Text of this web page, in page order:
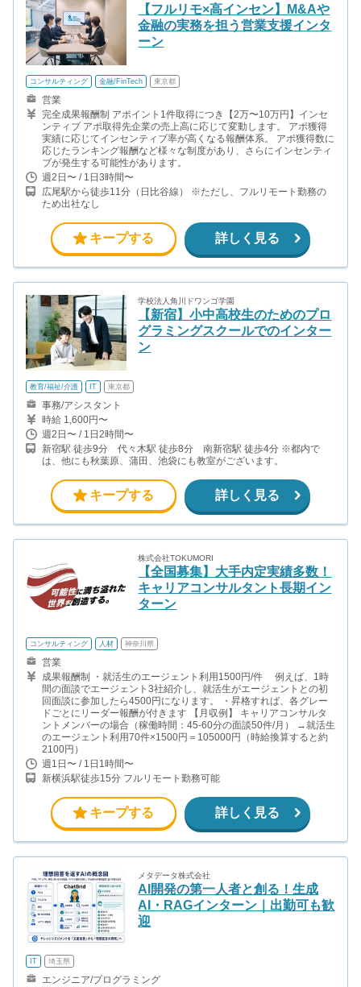
【フルリモ×高インセン】M&Aや
金融の実務を担う営業支援インタ
ーン
コンサルティング 金融/FinTech 東京都
営業
完全成果報酬制 アポイント1件取得につき【2万〜10万円】インセ
ンティブ アポ取得先企業の売上高に応じて変動します。 アポ獲得
実績に応じてインセンティブ率が高くなる報酬体系。 アポ獲得数に
応じたランキング報酬など様々な制度があり、さらにインセンティ
ブが発生する可能性があります。
週2日〜 / 1日3時間〜
広尾駅から徒歩11分（日比谷線） ※ただし、フルリモート勤務の
ため出社なし
キープする 詳しく見る
学校法人角川ドワンゴ学園
【新宿】小中高校生のためのプロ
グラミングスクールでのインター
ン
教育/福祉/介護 IT 東京都
事務/アシスタント
時給 1,600円〜
週2日〜 / 1日2時間〜
新宿駅 徒歩9分 代々木駅 徒歩8分 南新宿駅 徒歩4分 ※都内で
は、他にも秋葉原、蒲田、池袋にも教室がございます。
キープする 詳しく見る
株式会社TOKUMORI
【全国募集】大手内定実績多数！
キャリアコンサルタント長期イン
ターン
コンサルティング 人材 神奈川県
営業
成果報酬制 ・就活生のエージェント利用1500円/件 例えば、1時
間の面談でエージェント3社紹介し、就活生がエージェントとの初
回面談に参加したら4500円になります。 ・昇格すれば、各グレー
ドごとにリーダー報酬が付きます 【月収例】 キャリアコンサルタ
ントメンバーの場合（稼働時間：45-60分の面談50件/月） →就活生
のエージェント利用70件×1500円＝105000円（時給換算すると約
2100円）
週1日〜 / 1日1時間〜
新横浜駅徒歩15分 フルリモート勤務可能
キープする 詳しく見る
メタデータ株式会社
AI開発の第一人者と創る！生成
AI・RAGインターン｜出勤可も歓
迎
IT 埼玉県
エンジニア/プログラミング